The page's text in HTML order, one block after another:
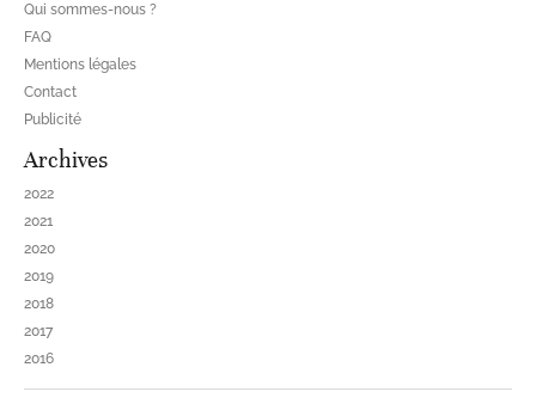
Qui sommes-nous ?
FAQ
Mentions légales
Contact
Publicité
Archives
2022
2021
2020
2019
2018
2017
2016